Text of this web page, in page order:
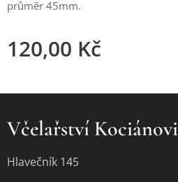
průměr 45mm.
120,00 Kč
Včelařství Kociánovi
Hlavečník 145